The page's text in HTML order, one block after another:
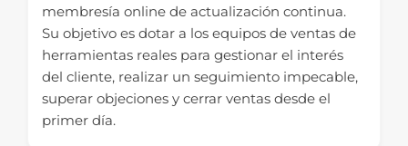
membresía online de actualización continua.
Su objetivo es dotar a los equipos de ventas de
herramientas reales para gestionar el interés
del cliente, realizar un seguimiento impecable,
superar objeciones y cerrar ventas desde el
primer día.